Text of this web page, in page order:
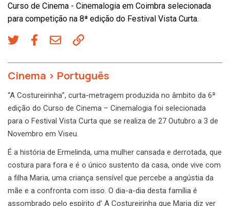
Curso de Cinema - Cinemalogia em Coimbra selecionada
para competição na 8ª edição do Festival Vista Curta.
Cinema > Português
“A Costureirinha”, curta-metragem produzida no âmbito da 6ª
edição do Curso de Cinema – Cinemalogia foi selecionada
para o Festival Vista Curta que se realiza de 27 Outubro a 3 de
Novembro em Viseu.
É a história de Ermelinda, uma mulher cansada e derrotada, que
costura para fora e é o único sustento da casa, onde vive com
a filha Maria, uma criança sensível que percebe a angústia da
mãe e a confronta com isso. O dia-a-dia desta família é
assombrado pelo espírito d’ A Costureirinha que Maria diz ver